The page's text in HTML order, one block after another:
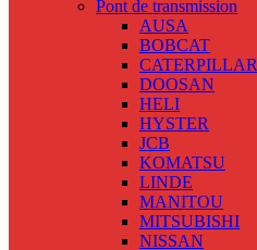
Pont de transmission
AUSA
BOBCAT
CATERPILLAR
DOOSAN
HELI
HYSTER
JCB
KOMATSU
LINDE
MANITOU
MITSUBISHI
NISSAN